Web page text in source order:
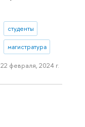
студенты
магистратура
22 февраля, 2024 г.